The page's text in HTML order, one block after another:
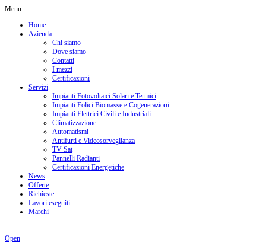
Menu
Home
Azienda
Chi siamo
Dove siamo
Contatti
I mezzi
Certificazioni
Servizi
Impianti Fotovoltaici Solari e Termici
Impianti Eolici Biomasse e Cogenerazioni
Impianti Elettrici Civili e Industriali
Climatizzazione
Automatismi
Antifurti e Videosorveglianza
TV Sat
Pannelli Radianti
Certificazioni Energetiche
News
Offerte
Richieste
Lavori eseguiti
Marchi
Open